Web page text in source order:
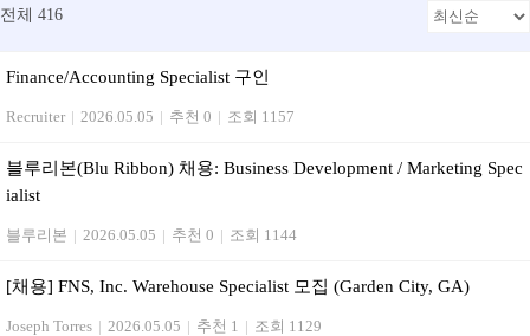
전체 416
Finance/Accounting Specialist 구인
Recruiter | 2026.05.05 | 추천 0 | 조회 1157
블루리본(Blu Ribbon) 채용: Business Development / Marketing Spec
ialist
블루리본 | 2026.05.05 | 추천 0 | 조회 1144
[채용] FNS, Inc. Warehouse Specialist 모집 (Garden City, GA)
Joseph Torres | 2026.05.05 | 추천 1 | 조회 1129